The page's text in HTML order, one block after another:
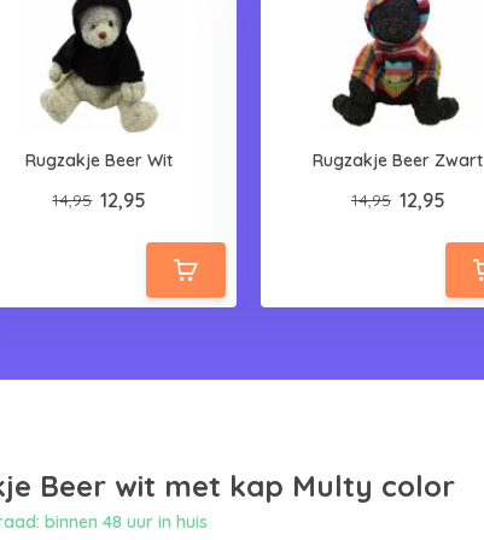
Rugzakje Beer Wit
14,95 12,95
Rugzakje Beer Zwart
14,95 12,95
Beer wit met kap Multy color
binnen 48 uur in huis